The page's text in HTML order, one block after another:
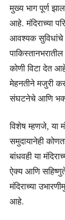
मुख्य भाग पूर्ण
आहे. मंदिराच्या
आवश्यक सुविधांचे
कोणी विटा देत
मेहनतीने मजुरी
संघटनेचे आणि
विशेष म्हणजे, या
समुदायानेही
बांधवही या
ऐक्य आणि
मंदिराच्या
आहे.